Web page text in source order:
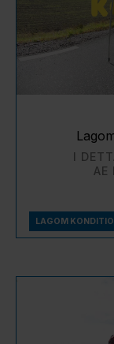
I
LAGOM